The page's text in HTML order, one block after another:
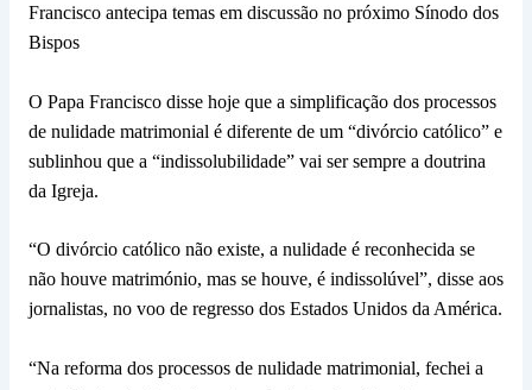
Francisco antecipa temas em discussão no próximo Sínodo dos
Bispos
O Papa Francisco disse hoje que a simplificação dos processos
de nulidade matrimonial é diferente de um “divórcio católico” e
sublinhou que a “indissolubilidade” vai ser sempre a doutrina
da Igreja.
“O divórcio católico não existe, a nulidade é reconhecida se
não houve matrimónio, mas se houve, é indissolúvel”, disse aos
jornalistas, no voo de regresso dos Estados Unidos da América.
“Na reforma dos processos de nulidade matrimonial, fechei a